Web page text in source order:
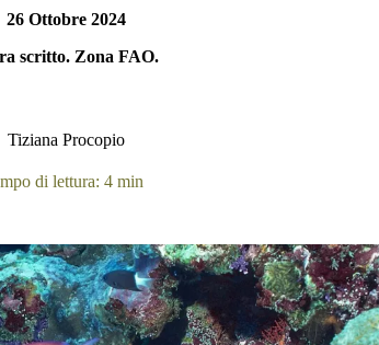
26 Ottobre 2024
scritto. Zona FAO.
Tiziana Procopio
di lettura: 4 min